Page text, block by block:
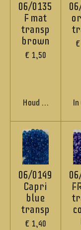
06/0135
F mat
transp
brown
€ 1,50
Houd mij op de
06/0149
Capri
blue
transp
€ 1,40